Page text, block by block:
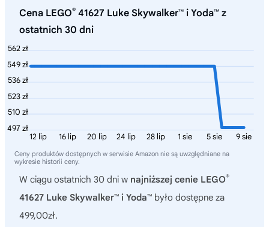
Cena LEGO® 41627 Luke Skywalker™ i Yoda™ z
ostatnich 30 dni
562 zł
549 zł
536 zł
523 zł
510 zł
497 zł
9 sie
5 sie
1 sie
28 lip
24 lip
20 lip
16 lip
12 lip
Ceny produktów dostępnych w serwisie Amazon nie są uwzględniane na
wykresie historii ceny.
W ciągu ostatnich 30 dni w najniższej cenie LEGO®
41627 Luke Skywalker™ i Yoda™ było dostępne za
499,00zł.